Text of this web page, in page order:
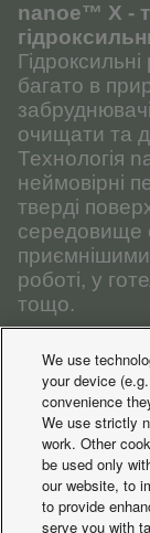
nanoe™ X -
багато в
очищати та
Технологія
неймовірні
тверді
середовище
роботі, у
тощо.
ДІЗНАЙТИСЯ
We use
your device
convenience
We use strictly
work. Other
be used only
our website, to
to provide
serve you with